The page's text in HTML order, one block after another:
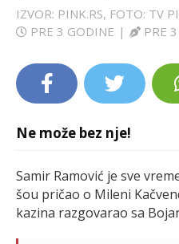
IZVOR: PINK.RS, FOTO: TV
PRE 3 GODINE | PRE
Ne može bez nje!
Samir Ramović je sve
šou pričao o Mileni
kazina razgovarao sa